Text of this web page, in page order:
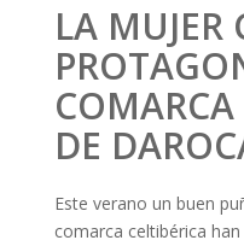
LA MUJER
DE
Este verano un buen
comarca celtibérica